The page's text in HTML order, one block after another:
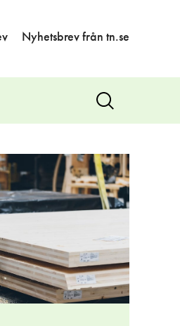
Nyhetsbrev från tn.se
Visa
sök